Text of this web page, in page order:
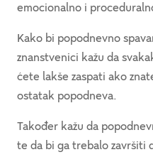
emocionalno i
Kako bi popodnevno
znanstvenici kažu da
ćete lakše zaspati ako
ostatak popodneva.
Također kažu da
te da bi ga trebalo završiti